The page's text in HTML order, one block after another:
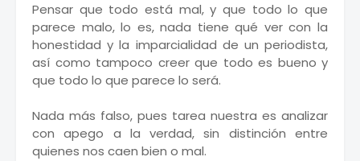
Pensar que todo está mal, y que todo lo que
parece malo, lo es, nada tiene qué ver con la
honestidad y la imparcialidad de un periodista,
así como tampoco creer que todo es bueno y
que todo lo que parece lo será.
Nada más falso, pues tarea nuestra es analizar
con apego a la verdad, sin distinción entre
quienes nos caen bien o mal.